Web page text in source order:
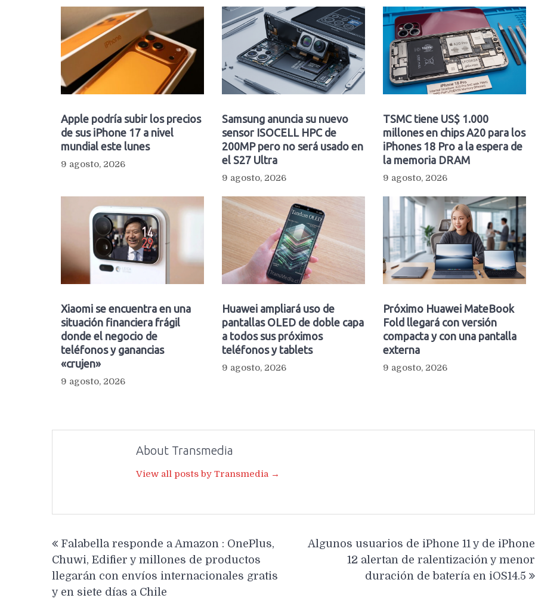
Apple podría subir los precios
de sus iPhone 17 a nivel
mundial este lunes
9 agosto, 2026
Samsung anuncia su nuevo
sensor ISOCELL HPC de
200MP pero no será usado en
el S27 Ultra
9 agosto, 2026
TSMC tiene US$ 1.000
millones en chips A20 para los
iPhones 18 Pro a la espera de
la memoria DRAM
9 agosto, 2026
Xiaomi se encuentra en una
situación financiera frágil
donde el negocio de
teléfonos y ganancias
«crujen»
9 agosto, 2026
Huawei ampliará uso de
pantallas OLED de doble capa
a todos sus próximos
teléfonos y tablets
9 agosto, 2026
Próximo Huawei MateBook
Fold llegará con versión
compacta y con una pantalla
externa
9 agosto, 2026
About Transmedia
View all posts by Transmedia →
de
entradas
Falabella responde a Amazon : OnePlus,
Chuwi, Edifier y millones de productos
llegarán con envíos internacionales gratis
y en siete días a Chile
Algunos usuarios de iPhone 11 y de iPhone
12 alertan de ralentización y menor
duración de batería en iOS14.5